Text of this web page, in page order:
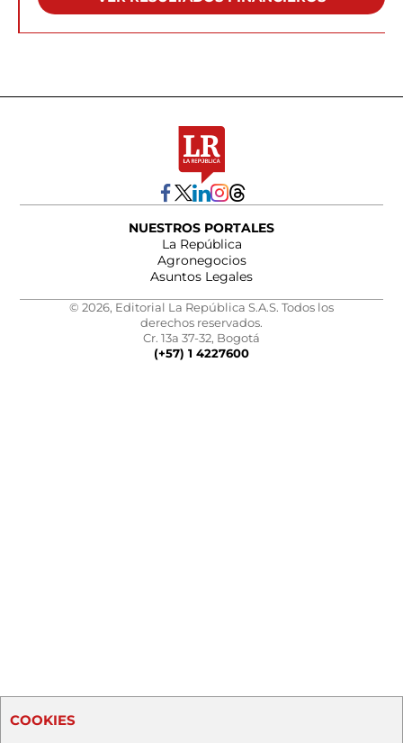
NUESTROS PORTALES
La República
Agronegocios
Asuntos Legales
© 2026, Editorial La República S.A.S. Todos los
derechos reservados.
Cr. 13a 37-32, Bogotá
(+57) 1 4227600
COOKIES